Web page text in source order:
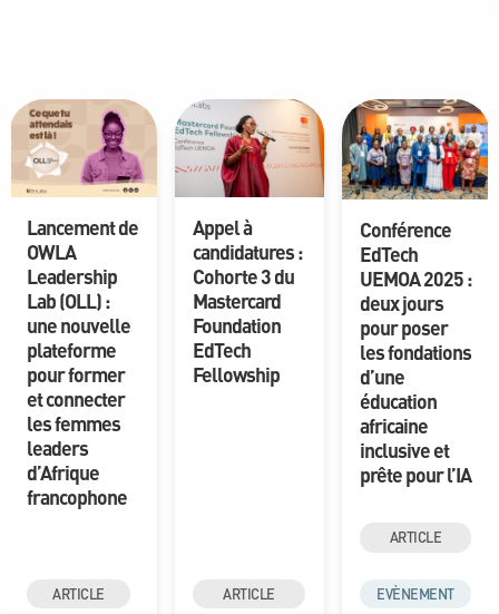
Lancement de
OWLA
Leadership
Lab (OLL) :
une nouvelle
plateforme
pour former
et connecter
les femmes
leaders
d’Afrique
francophone
ARTICLE
Appel à
candidatures :
Cohorte 3 du
Mastercard
Foundation
EdTech
Fellowship
ARTICLE
Conférence
EdTech
UEMOA 2025 :
deux jours
pour poser
les fondations
d’une
éducation
africaine
inclusive et
prête pour l’IA
ARTICLE
EVÈNEMENT